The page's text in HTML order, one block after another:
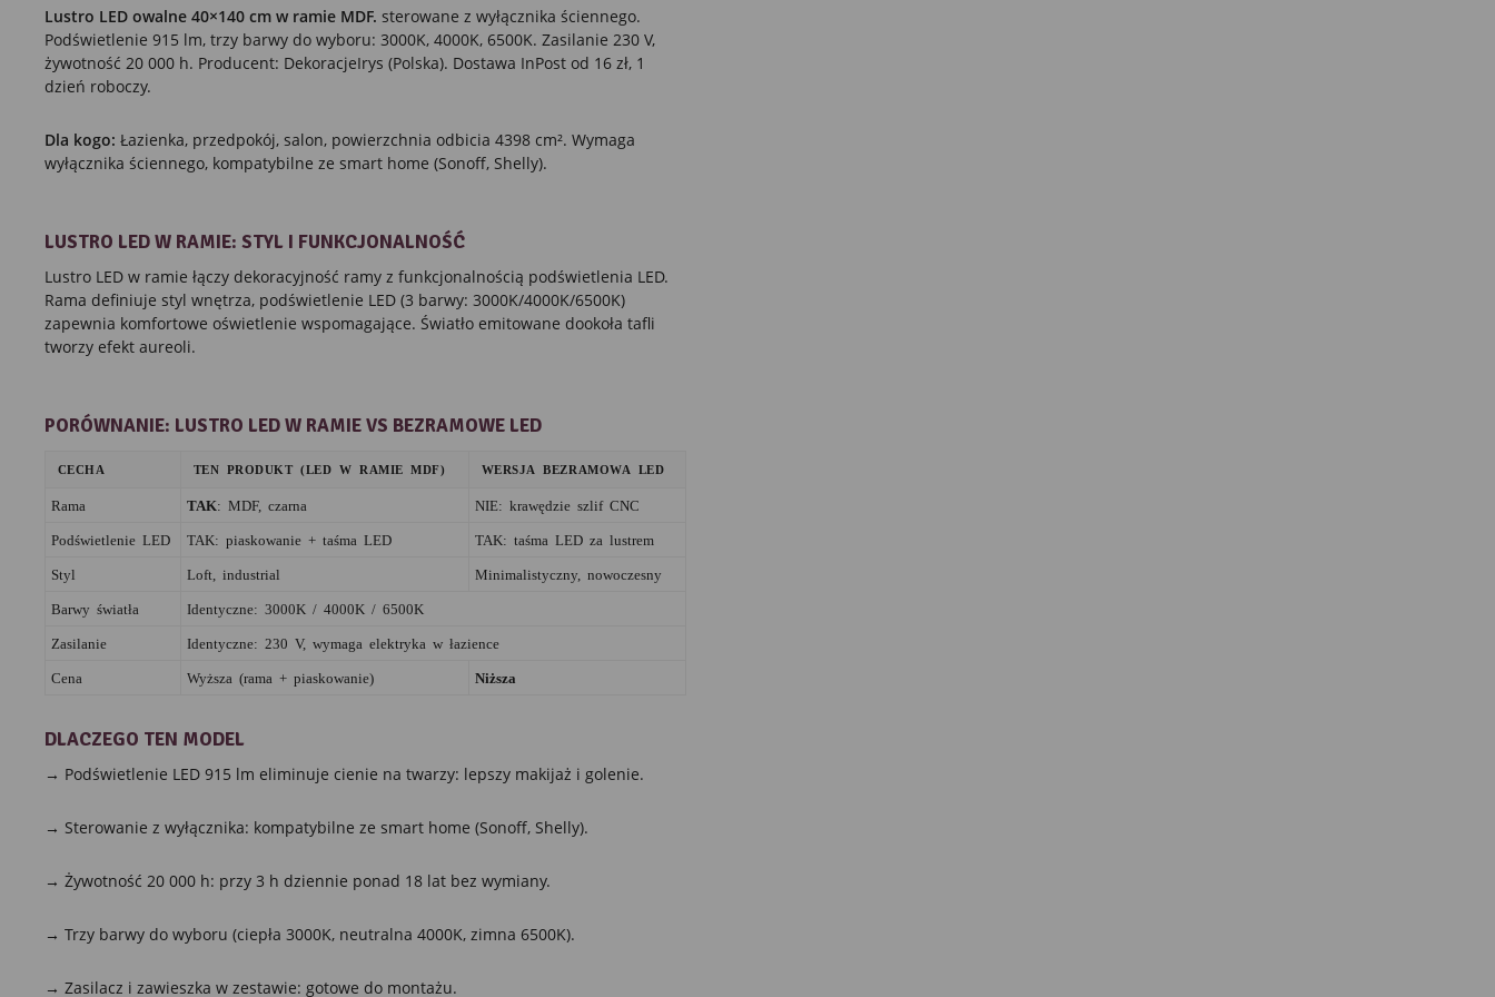
Lustro LED owalne 40×140 cm w ramie MDF. sterowane z wyłącznika ściennego.
Podświetlenie 915 lm, trzy barwy do wyboru: 3000K, 4000K, 6500K. Zasilanie 230 V,
żywotność 20 000 h. Producent: DekoracjeIrys (Polska). Dostawa InPost od 16 zł, 1
dzień roboczy.
Dla kogo: Łazienka, przedpokój, salon, powierzchnia odbicia 4398 cm². Wymaga
wyłącznika ściennego, kompatybilne ze smart home (Sonoff, Shelly).
LUSTRO LED W RAMIE: STYL I FUNKCJONALNOŚĆ
Lustro LED w ramie łączy dekoracyjność ramy z funkcjonalnością podświetlenia LED.
Rama definiuje styl wnętrza, podświetlenie LED (3 barwy: 3000K/4000K/6500K)
zapewnia komfortowe oświetlenie wspomagające. Światło emitowane dookoła tafli
tworzy efekt aureoli.
PORÓWNANIE: LUSTRO LED W RAMIE VS BEZRAMOWE LED
CECHA TEN PRODUKT (LED W RAMIE MDF) WERSJA BEZRAMOWA LED
Rama TAK: MDF, czarna NIE: krawędzie szlif CNC
Podświetlenie LED TAK: piaskowanie + taśma LED TAK: taśma LED za lustrem
Styl Loft, industrial Minimalistyczny, nowoczesny
Barwy światła Identyczne: 3000K / 4000K / 6500K
Zasilanie Identyczne: 230 V, wymaga elektryka w łazience
Cena Wyższa (rama + piaskowanie) Niższa
DLACZEGO TEN MODEL
→ Podświetlenie LED 915 lm eliminuje cienie na twarzy: lepszy makijaż i golenie.
→ Sterowanie z wyłącznika: kompatybilne ze smart home (Sonoff, Shelly).
→ Żywotność 20 000 h: przy 3 h dziennie ponad 18 lat bez wymiany.
→ Trzy barwy do wyboru (ciepła 3000K, neutralna 4000K, zimna 6500K).
→ Zasilacz i zawieszka w zestawie: gotowe do montażu.